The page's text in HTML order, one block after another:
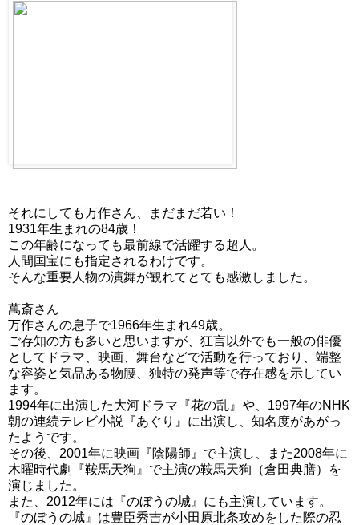
それにしても万作さん、まだまだ若い！
1931年生まれの84歳！
この年齢になっても最前線で活躍する超人。
人間国宝にも指定されるわけです。
そんな重要人物の演舞が観れてとても感激しました。
萬斎さん
万作さんの息子で1966年生まれ49歳。
ご存知の方も多いと思いますが、狂言以外でも一般の俳優
としてドラマ、映画、舞台などで活動を行っており、端整
な容姿と気品ある物腰、独特の発声等で存在感を示してい
ます。
1994年に出演した大河ドラマ『花の乱』や、1997年のNHK
朝の連続テレビ小説『あぐり』に出演し、知名度があがっ
たようです。
その後、2001年に映画『陰陽師』で主演し、また2008年に
木曜時代劇『鞍馬天狗』で主演の鞍馬天狗（倉田典膳）を
演じました。
また、2012年には『のぼうの城』にも主演しています。
『のぼうの城』は豊臣秀吉が小田原北条攻めをした際の忍